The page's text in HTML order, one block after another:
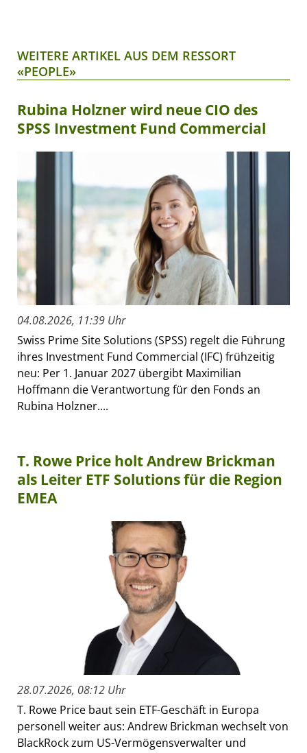
WEITERE ARTIKEL AUS DEM RESSORT
«PEOPLE»
Rubina Holzner wird neue CIO des
SPSS Investment Fund Commercial
04.08.2026, 11:39 Uhr
Swiss Prime Site Solutions (SPSS) regelt die Führung
ihres Investment Fund Commercial (IFC) frühzeitig
neu: Per 1. Januar 2027 übergibt Maximilian
Hoffmann die Verantwortung für den Fonds an
Rubina Holzner....
T. Rowe Price holt Andrew Brickman
als Leiter ETF Solutions für die Region
EMEA
28.07.2026, 08:12 Uhr
T. Rowe Price baut sein ETF-Geschäft in Europa
personell weiter aus: Andrew Brickman wechselt von
BlackRock zum US-Vermögensverwalter und